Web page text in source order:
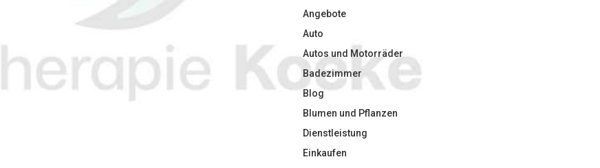
Angebote
Auto
Autos und Motorräder
Badezimmer
Blog
Blumen und Pflanzen
Dienstleistung
Einkaufen